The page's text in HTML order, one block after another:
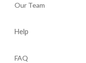
Our Team
Help
FAQ